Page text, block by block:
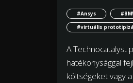
#Ansys
#virtuális
A Technocatalyst
hatékonysággal
költségeket vagy